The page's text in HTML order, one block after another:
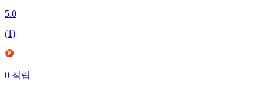
5.0
(1)
0 적립